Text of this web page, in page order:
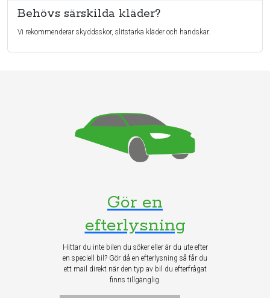
Behövs särskilda kläder?
Vi rekommenderar skyddsskor, slitstarka kläder och handskar.
Gör en
efterlysning
Hittar du inte bilen du söker eller är du ute efter
en speciell bil? Gör då en efterlysning så får du
ett mail direkt när den typ av bil du efterfrågat
finns tillgänglig.